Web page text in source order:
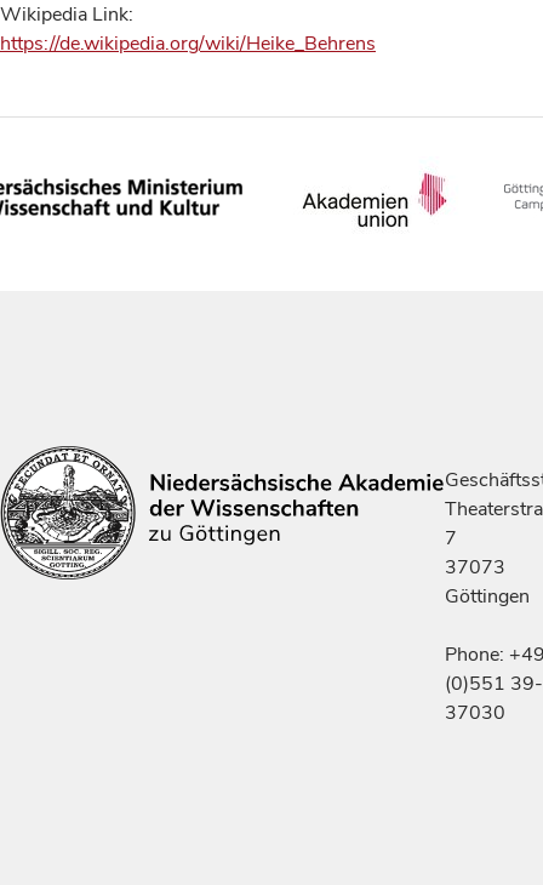
Wikipedia Link:
https://de.wikipedia.org/wiki/Heike_Behrens
7
37073
Göttingen
Phone:
(0)551 39-
37030